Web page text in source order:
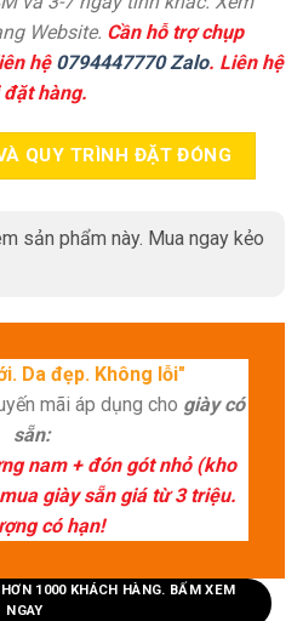
Website. Cần hỗ trợ chụp
hệ 0794447770 Zalo. Liên hệ
hàng.
QUY TRÌNH ĐẶT ĐÓNG
sản phẩm này. Mua ngay kẻo
Da đẹp. Không lỗi"
mãi áp dụng cho giày có
sẵn:
nam + đón gót nhỏ (kho
giày sẵn giá từ 3 triệu.
có hạn!
HƠN 1000 KHÁCH HÀNG. BẤM XEM
NGAY